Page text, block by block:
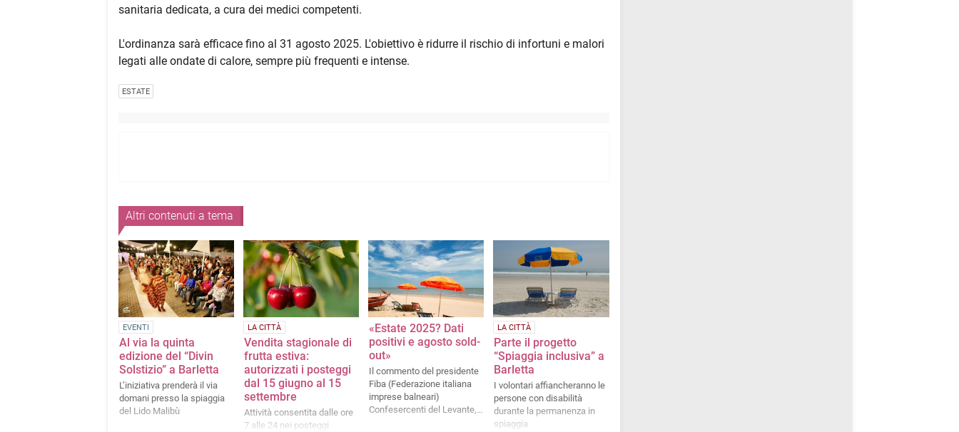
sanitaria dedicata, a cura dei medici competenti.
L'ordinanza sarà efficace fino al 31 agosto 2025. L'obiettivo è ridurre il rischio di infortuni e malori
legati alle ondate di calore, sempre più frequenti e intense.
ESTATE
Altri contenuti a tema
EVENTI
Al via la quinta
edizione del “Divin
Solstizio” a Barletta
L’iniziativa prenderà il via
domani presso la spiaggia
del Lido Malibù
LA CITTÀ
Vendita stagionale di
frutta estiva:
autorizzati i posteggi
dal 15 giugno al 15
settembre
Attività consentita dalle ore
7 alle 24 nei posteggi
«Estate 2025? Dati
positivi e agosto sold-
out»
Il commento del presidente
Fiba (Federazione italiana
imprese balneari)
Confesercenti del Levante,
LA CITTÀ
Parte il progetto
“Spiaggia inclusiva” a
Barletta
I volontari affiancheranno le
persone con disabilità
durante la permanenza in
spiaggia